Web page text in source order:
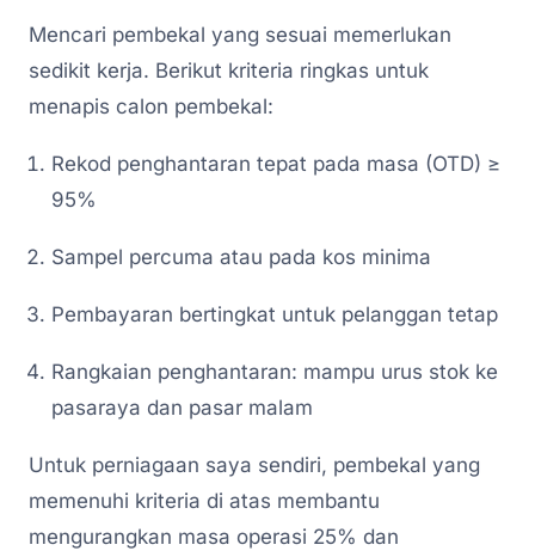
Mencari pembekal yang sesuai memerlukan
sedikit kerja. Berikut kriteria ringkas untuk
menapis calon pembekal:
Rekod penghantaran tepat pada masa (OTD) ≥
95%
Sampel percuma atau pada kos minima
Pembayaran bertingkat untuk pelanggan tetap
Rangkaian penghantaran: mampu urus stok ke
pasaraya dan pasar malam
Untuk perniagaan saya sendiri, pembekal yang
memenuhi kriteria di atas membantu
mengurangkan masa operasi 25% dan